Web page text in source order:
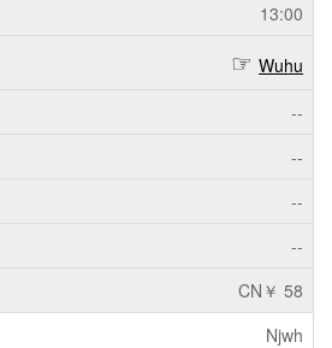
13:00
Wuhu
--
--
--
--
CN￥ 58
Njwh